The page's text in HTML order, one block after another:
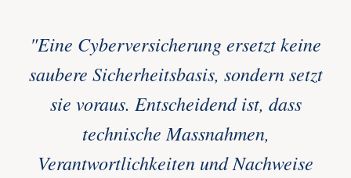
"Eine Cyberversicherung ersetzt keine
saubere Sicherheitsbasis, sondern setzt
sie voraus. Entscheidend ist, dass
technische Massnahmen,
Verantwortlichkeiten und Nachweise